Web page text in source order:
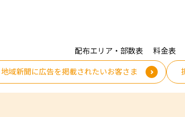
配布エリア・部数表 料金表
地域新聞に広告を掲載されたいお客さま